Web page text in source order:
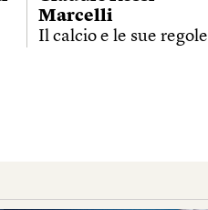
Marcelli
Il calcio e le sue regole